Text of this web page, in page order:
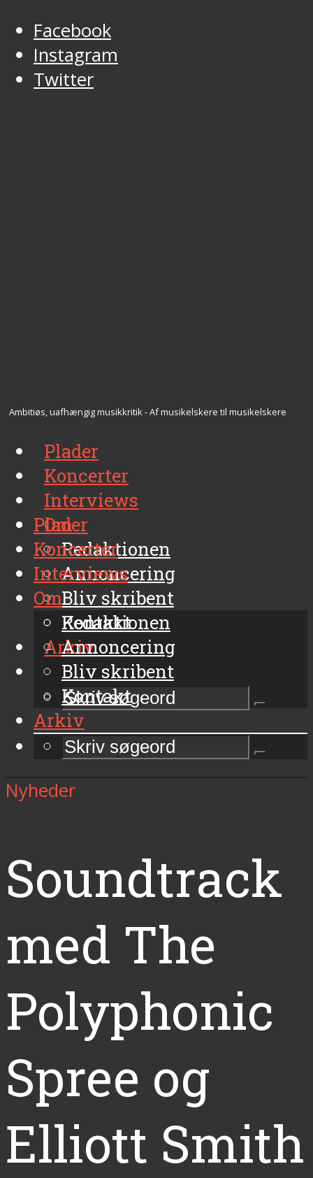
Facebook
Instagram
Twitter
Ambitiøs, uafhængig musikkritik - Af musikelskere til musikelskere
Plader
Koncerter
Interviews
Om
Redaktionen
Annoncering
Bliv skribent
Kontakt
Arkiv
Plader
Koncerter
Interviews
Om
Redaktionen
Annoncering
Bliv skribent
Kontakt
Arkiv
Nyheder
Soundtrack
med The
Polyphonic
Spree og
Elliott Smith